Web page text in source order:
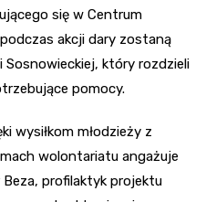
się w Centrum
akcji dary zostaną
Sosnowieckiej, który rozdzieli
pomocy.
wysiłkom młodzieży z
wolontariatu angażuje
profilaktyk projektu